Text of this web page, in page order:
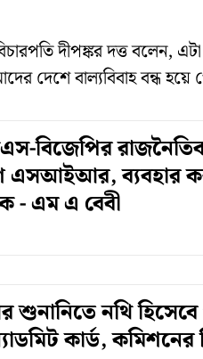
দীপঙ্কর দত্ত বলেন,
দেশে বাল্যবিবাহ বন্ধ হয়ে
বিজেপির
এসআইআর, ব্যবহার
- এম এ বেবী
নথি হিসেবে
কার্ড, কমিশনের